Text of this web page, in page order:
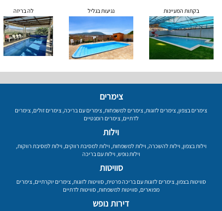
בקתות המעיינות נגיעות בגליל לה בריזה
צימרים
צימרים בצפון, צימרים לזוגות, צימרים למשפחות, צימרים עם בריכה, צימרים זולים, צימרים
לדתיים,צימרים רומנטיים
וילות
וילות בצפון, וילות להשכרה, וילות למשפחות, וילות למסיבת רווקים, וילות למסיבת רווקות,
וילות נופש, וילות עם בריכה
סוויטות
סוויטות בצפון,צימרים לזוגות עם בריכה פרטית,סוויטות לזוגות,צימרים יוקרתיים,צימרים
מפוארים,סוויטות למשפחות,סוויטות לדתיים
דירות נופש